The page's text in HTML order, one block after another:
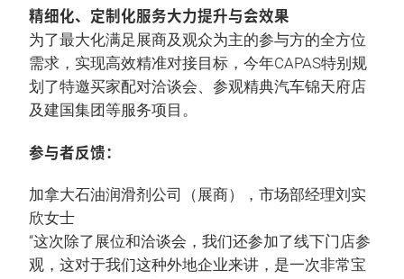
精细化、定制化服务大力提升与会效果
为了最大化满足展商及观众为主的参与方的全方位
需求，实现高效精准对接目标，今年CAPAS特别规
划了特邀买家配对洽谈会、参观精典汽车锦天府店
及建国集团等服务项目。
参与者反馈：
加拿大石油润滑剂公司（展商），市场部经理刘实
欣女士
“这次除了展位和洽谈会，我们还参加了线下门店参
观，这对于我们这种外地企业来讲，是一次非常宝